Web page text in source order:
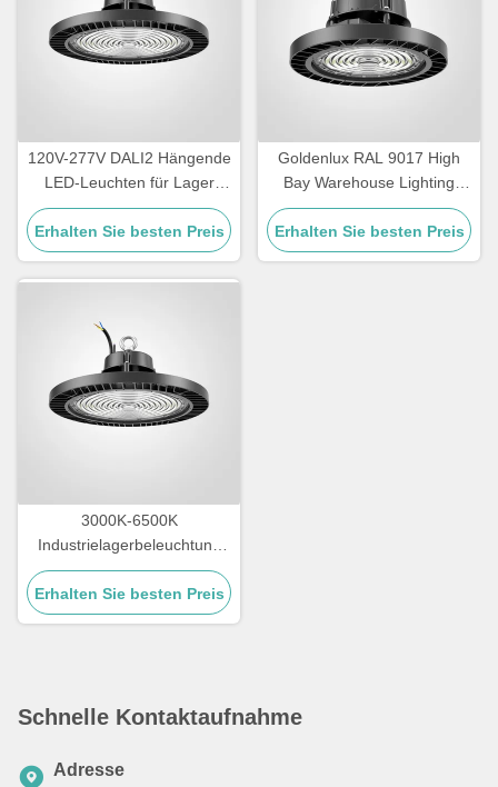
120V-277V DALI2 Hängende
LED-Leuchten für Lager
IP65 Wasserdicht
Erhalten Sie besten Preis
Goldenlux RAL 9017 High
Bay Warehouse Lighting
SMD2835 Industrielle High
Bay Leuchten
Erhalten Sie besten Preis
3000K-6500K
Industrielagerbeleuchtung
IK09 Beurteilung LED
Hochbuchtenbeleuchtung
Erhalten Sie besten Preis
Schnelle Kontaktaufnahme
Adresse